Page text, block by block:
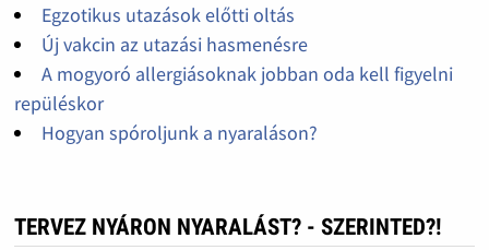
Egzotikus utazások előtti oltás
Új vakcin az utazási hasmenésre
A mogyoró allergiásoknak jobban oda kell figyelni
repüléskor
Hogyan spóroljunk a nyaraláson?
TERVEZ NYÁRON NYARALÁST? - SZERINTED?!